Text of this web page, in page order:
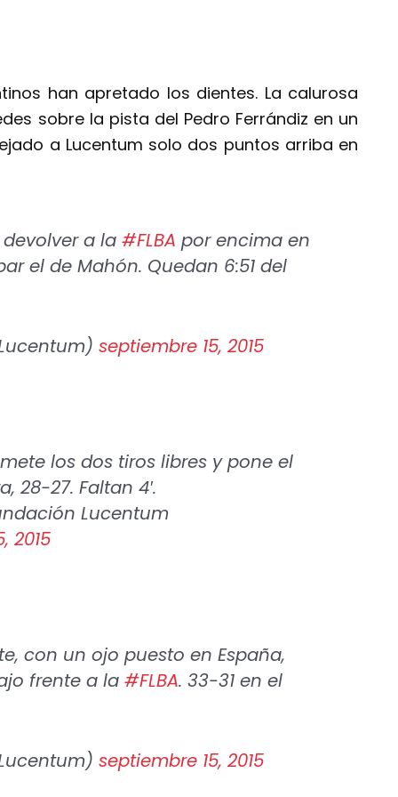
han apretado los dientes. La calurosa
sobre la pista del Pedro Ferrándiz en un
a Lucentum solo dos puntos arriba en
a la #FLBA por encima en
el de Mahón. Quedan 6:51 del
septiembre 15, 2015
los dos tiros libres y pone el
28-27. Faltan 4′.
Lucentum
2015
con un ojo puesto en España,
frente a la #FLBA. 33-31 en el
septiembre 15, 2015